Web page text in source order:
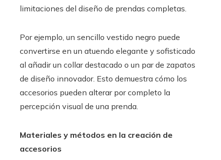
limitaciones del diseño de prendas completas.
Por ejemplo, un sencillo vestido negro puede
convertirse en un atuendo elegante y sofisticado
al añadir un collar destacado o un par de zapatos
de diseño innovador. Esto demuestra cómo los
accesorios pueden alterar por completo la
percepción visual de una prenda.
Materiales y métodos en la creación de
accesorios